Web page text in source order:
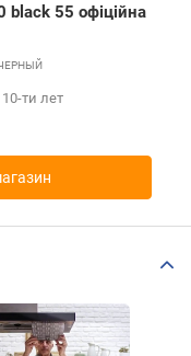
black 55 офіційна
ти лет